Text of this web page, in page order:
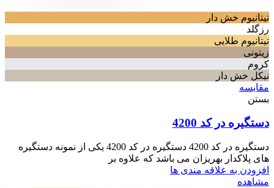
تیتانیوم خش دار
رزگلد
تیتانیوم طلایی
زیتونی
کروم
نیکل خش دار
مقایسه
بستن
دستگیره در کد 4200
دستگیره در کد 4200 دستگیره در کد 4200 یکی از نمونه دستگیره
های پلاکدار بهریزان می باشد که علاوه بر
افزودن به علاقه مندی ها
مشاهده